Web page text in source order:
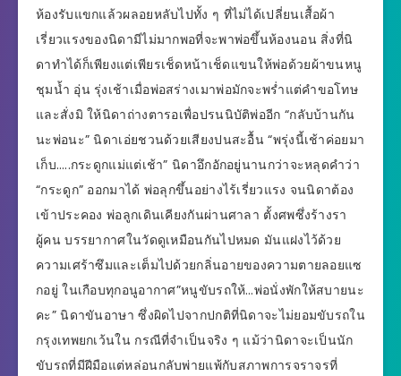
ห้องรับแขกแล้วผลอยหลับไปทั้ง ๆ ที่ไม่ได้เปลี่ยนเสื้อผ้า
เรี่ยวแรงของนิดามีไม่มากพอที่จะพาพ่อขึ้นห้องนอน สิ่งที่นิ
ดาทำได้ก็เพียงแต่เพียรเช็ดหน้าเช็ดแขนให้พ่อด้วยผ้าขนหนู
ชุมน้ำ อุ่น รุ่งเช้าเมื่อพ่อสร่างเมาพ่อมักจะพร่ำแต่คำขอโทษ
และสั่งมิ ให้นิดาถ่างตารอเพื่อปรนนิบัติพ่ออีก “กลับบ้านกัน
นะพ่อนะ” นิดาเอ่ยชวนด้วยเสียงปนสะอื้น “พรุ่งนี้เช้าค่อยมา
เก็บ…..กระดูกแม่แต่เช้า” นิดาอึกอักอยู่นานกว่าจะหลุดคำว่า
“กระดูก” ออกมาได้ พ่อลุกขึ้นอย่างไร้เรี่ยวแรง จนนิดาต้อง
เข้าประคอง พ่อลูกเดินเคียงกันผ่านศาลา ตั้งศพซึ่งร้างรา
ผู้คน บรรยากาศในวัดดูเหมือนกันไปหมด มันแฝงไว้ด้วย
ความเศร้าซึมและเต็มไปด้วยกลิ่นอายของความตายลอยแซ
กอยู่ ในเกือบทุกอนูอากาศ”หนูขับรถให้…พ่อนั่งพักให้สบายนะ
คะ” นิดาขันอาษา ซึ่งผิดไปจากปกติที่นิดาจะไม่ยอมขับรถใน
กรุงเทพยกเว้นใน กรณีที่จำเป็นจริง ๆ แม้ว่านิดาจะเป็นนัก
ขับรถที่มีฝีมือแต่หล่อนกลับพ่ายแพ้กับสภาพการจราจรที่